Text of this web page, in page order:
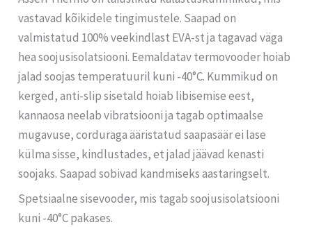
vastavad kõikidele tingimustele. Saapad on
valmistatud 100% veekindlast EVA-st ja tagavad väga
hea soojusisolatsiooni. Eemaldatav termovooder hoiab
jalad soojas temperatuuril kuni -40°C. Kummikud on
kerged, anti-slip sisetald hoiab libisemise eest,
kannaosa neelab vibratsiooni ja tagab optimaalse
mugavuse, corduraga ääristatud saapasäär ei lase
külma sisse, kindlustades, et jalad jäävad kenasti
soojaks. Saapad sobivad kandmiseks aastaringselt.
Spetsiaalne sisevooder, mis tagab soojusisolatsiooni
kuni -40°C pakases.